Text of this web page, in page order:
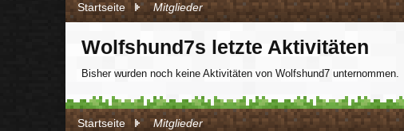
Startseite Mitglieder
Wolfshund7s letzte Aktivitäten
Bisher wurden noch keine Aktivitäten von Wolfshund7 unternommen.
Startseite Mitglieder